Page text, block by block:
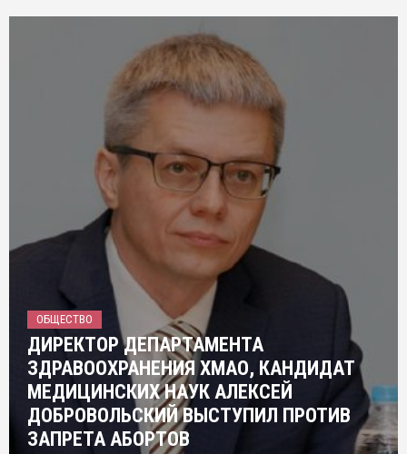
ОБЩЕСТВО
ДИРЕКТОР ДЕПАРТАМЕНТА
ЗДРАВООХРАНЕНИЯ ХМАО, КАНДИДАТ
МЕДИЦИНСКИХ НАУК АЛЕКСЕЙ
ДОБРОВОЛЬСКИЙ ВЫСТУПИЛ ПРОТИВ
ЗАПРЕТА АБОРТОВ